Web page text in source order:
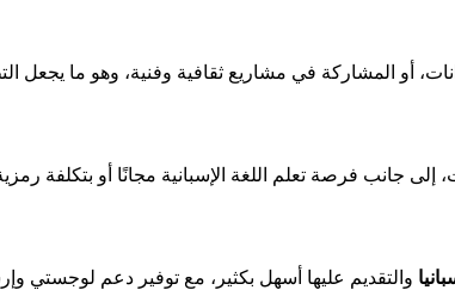
أو المشاركة في مشاريع ثقافية وفنية، وهو ما يجعل
إلى جانب فرصة تعلم اللغة الإسبانية مجانًا أو بتكلفة
والتقديم عليها أسهل بكثير، مع توفير دعم لوجستي